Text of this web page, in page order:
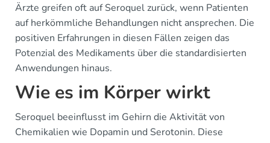
Ärzte greifen oft auf Seroquel zurück, wenn Patienten
auf herkömmliche Behandlungen nicht ansprechen. Die
positiven Erfahrungen in diesen Fällen zeigen das
Potenzial des Medikaments über die standardisierten
Anwendungen hinaus.
Wie es im Körper wirkt
Seroquel beeinflusst im Gehirn die Aktivität von
Chemikalien wie Dopamin und Serotonin. Diese